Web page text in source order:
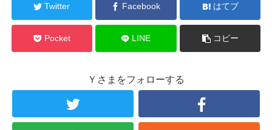
Twitter Facebook はてブ
Pocket LINE コピー
Ｙさまをフォローする